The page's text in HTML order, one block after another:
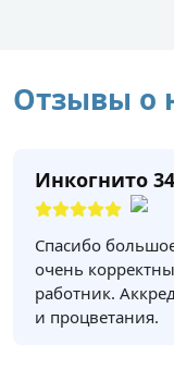
Отзывы о
Инкогнито
Спасибо
очень
работник.
и процветания.